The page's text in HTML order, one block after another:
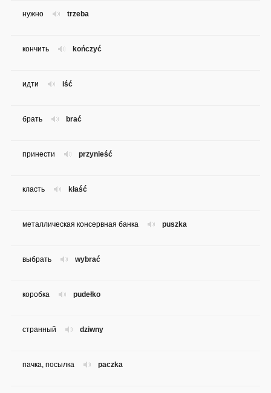
trzeba
нужно
kończyć
кончить
iść
идти
brać
брать
przynieść
принести
kłaść
класть
puszka
металлическая консервная банка
wybrać
выбрать
pudełko
коробка
dziwny
странный
paczka
пачка, посылка